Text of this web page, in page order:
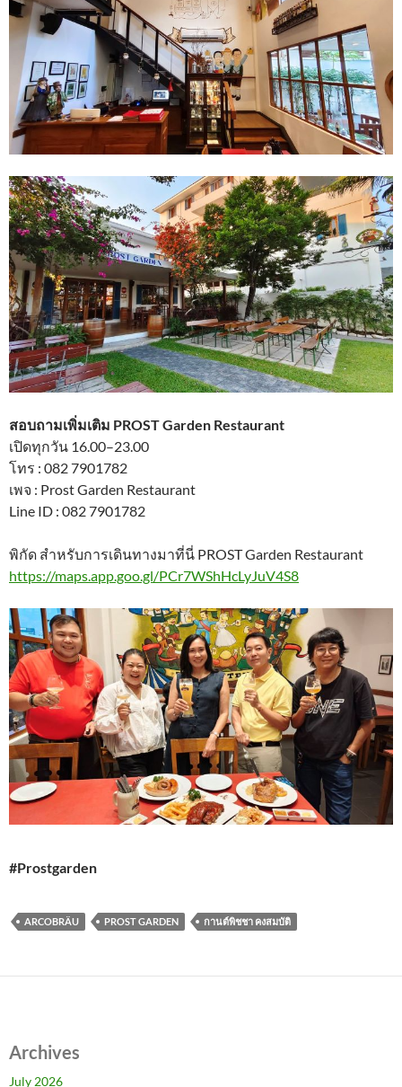
สอบถามเพิ่มเติม PROST Garden Restaurant
เปิดทุกวัน 16.00–23.00
โทร : 082 7901782
เพจ : Prost Garden Restaurant
Line ID : 082 7901782
พิกัด สำหรับการเดินทางมาที่นี่ PROST Garden Restaurant
https://maps.app.goo.gl/PCr7WShHcLyJuV4S8
#Prostgarden
ARCOBRÄU PROST GARDEN กานต์พิชชา คงสมบัติ
Archives
July 2026